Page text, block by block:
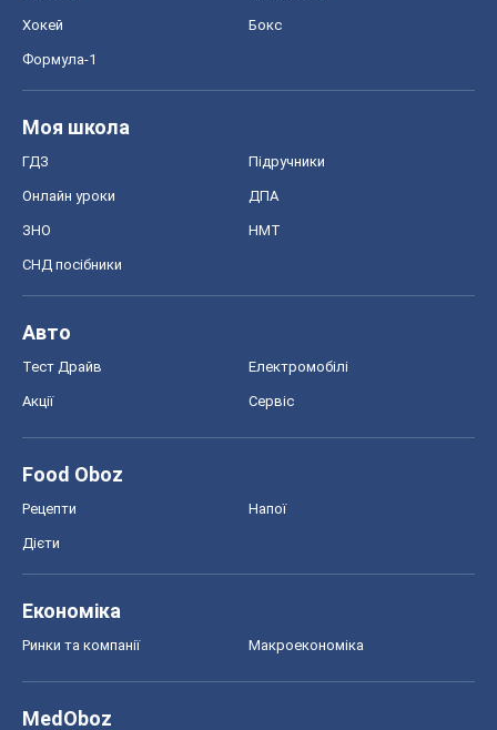
Хокей Бокс
Формула-1
Моя школа
ГДЗ Підручники
Онлайн уроки ДПА
ЗНО НМТ
СНД посібники
Авто
Тест Драйв Електромобілі
Акції Сервіс
Food Oboz
Рецепти Напої
Дієти
Економіка
Ринки та компанії Макроекономіка
MedOboz